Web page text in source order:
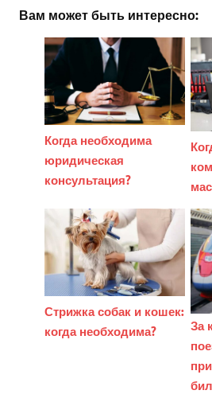
Вам может быть интересно:
Когда необходима
юридическая
консультация?
Стрижка собак и кошек:
когда необходима?
За